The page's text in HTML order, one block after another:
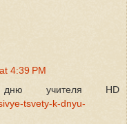
4:39 PM
учителя HD
tsvety-k-dnyu-